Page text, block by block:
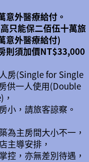
意外醫療給付。
只能保二佰伍十萬旅
意外醫療給付)
則須加價NT$33,000
房(Single for Single
供一人使用(Double
小，請旅客諒察。
為主房間大小不一，
主導安排，
控，亦無差別待遇，